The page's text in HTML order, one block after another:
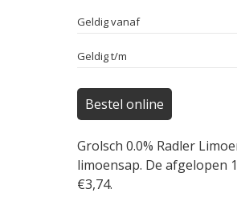
Geldig vanaf
Geldig t/m
Bestel online
Grolsch 0.0% Radler
limoensap. De afgelopen
€3,74.